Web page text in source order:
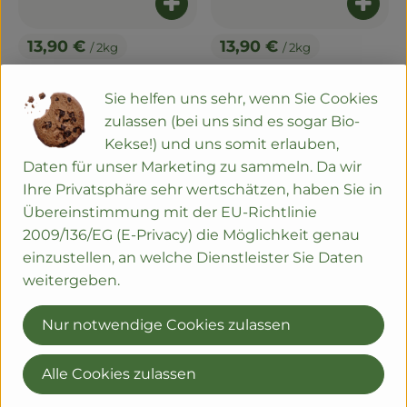
, Preis:
13,90 € / 2kg
, Referenzpreis:
6,95 €/ kg
Produkt zum Warenkorb
, Preis:
13,90 € / 2kg
, Referenzpreis:
6,95 €
, Preis:
13,90 €/ 2kg
Sonnenblumenlaib lang,
Produkt zum Warenkorb
, Kontrollstelle:
DE-ÖKO-006
regional
Produkt zu Favouriten hinzufügen
13,90 €/ 2kg
, Kontrollstelle:
DE-ÖKO-006
regional
Produkt zu Favouriten
Sie helfen uns sehr, wenn Sie Cookies
zulassen (bei uns sind es sogar Bio-
Kekse!) und uns somit erlauben,
Daten für unser Marketing zu sammeln. Da wir
Ihre Privatsphäre sehr wertschätzen, haben Sie in
Übereinstimmung mit der EU-Richtlinie
2009/136/EG (E-Privacy) die Möglichkeit genau
einzustellen, an welche Dienstleister Sie Daten
weitergeben.
Nur notwendige Cookies zulassen
Alle Cookies zulassen